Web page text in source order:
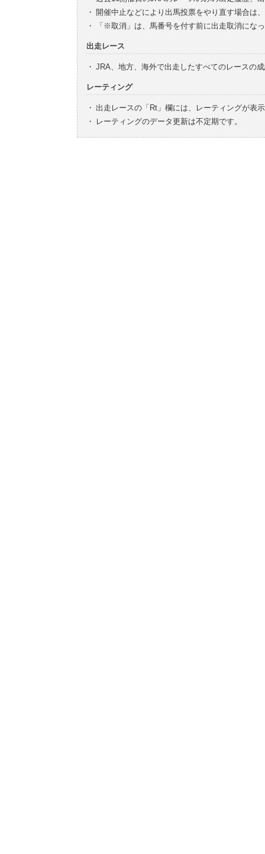
・ 開催中止などにより出馬投票をやり直す場合は
・
「※取消」は、馬番号を付す前に出走取消にな
出走レース
・ JRA、地方、海外で出走したすべてのレースの
レーティング
・ 出走レースの「Rt」欄には、レーティングが表
・
レーティングのデータ更新は不定期です。